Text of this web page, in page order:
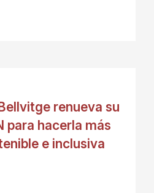
renueva su
para hacerla más
e inclusiva